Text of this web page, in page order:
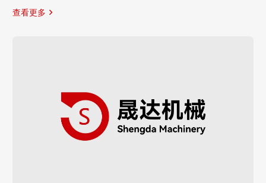
查看更多